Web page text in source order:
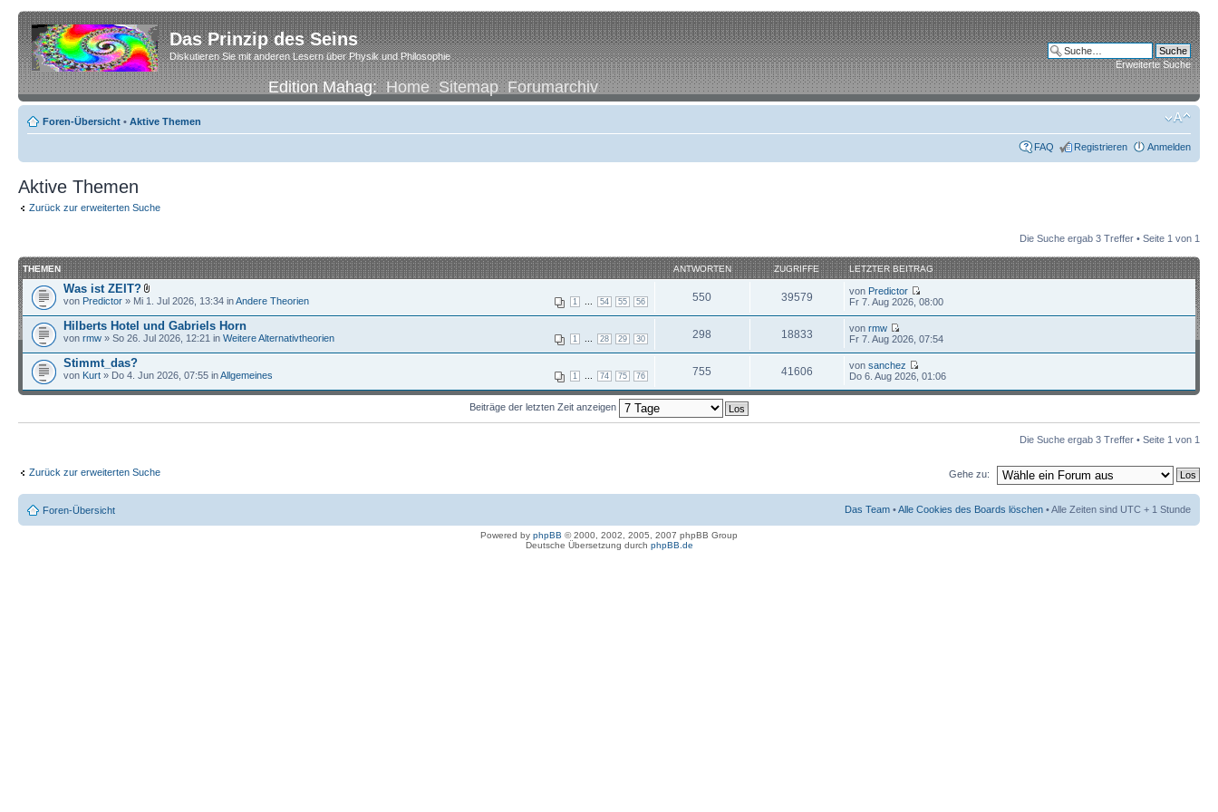
Das Prinzip des Seins
Diskutieren Sie mit anderen Lesern über Physik und Philosophie
Edition Mahag:Home Sitemap Forumarchiv
Erweiterte Suche
Foren-Übersicht • Aktive Themen
FAQ Registrieren Anmelden
Aktive Themen
Zurück zur erweiterten Suche
Die Suche ergab 3 Treffer • Seite 1 von 1
THEMEN ANTWORTEN ZUGRIFFE LETZTER BEITRAG
Was ist ZEIT?
1 54 55 56
von Predictor » Mi 1. Jul 2026, 13:34 inAndere Theorien 550 39579 von Predictor
Fr 7. Aug 2026, 08:00
Hilberts Hotel und Gabriels Horn
1 28 29 30
von rmw » So 26. Jul 2026, 12:21 in Weitere Alternativtheorien 298 18833 vonrmw
Fr 7. Aug 2026, 07:54
Stimmt_das?
1 74 75 76
von Kurt » Do 4. Jun 2026, 07:55 inAllgemeines 755 41606 vonsanchez
Do 6. Aug 2026, 01:06
Beiträge der letzten Zeit anzeigen
Die Suche ergab 3 Treffer • Seite 1 von 1
Zurück zur erweiterten Suche Gehe zu:
Foren-Übersicht Das Team •Alle Cookies des Boards löschen • Alle Zeiten sind UTC + 1 Stunde
Powered by phpBB © 2000, 2002, 2005, 2007 phpBB Group
Deutsche Übersetzung durch phpBB.de